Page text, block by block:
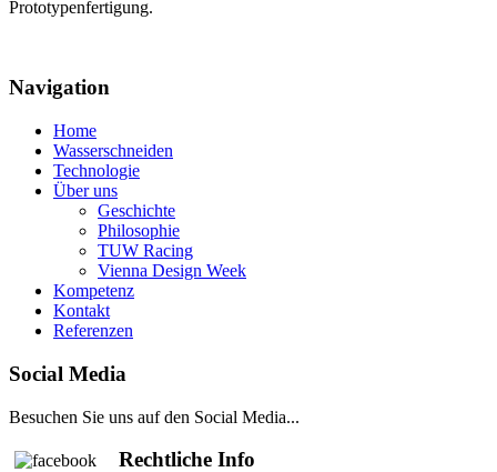
Prototypenfertigung.
Navigation
Home
Wasserschneiden
Technologie
Über uns
Geschichte
Philosophie
TUW Racing
Vienna Design Week
Kompetenz
Kontakt
Referenzen
Social Media
Besuchen Sie uns auf den Social Media...
Rechtliche Info